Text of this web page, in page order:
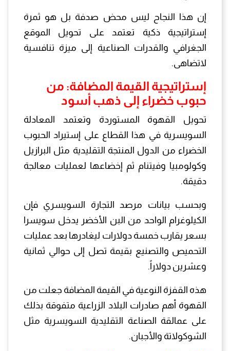
إن هذا النجاح ليس محض صدفة بل هو ثمرة
إستراتيجية ذكية تعتمد على تحويل الموقع
الجغرافي والقدرات الصناعية إلى ميزة تنافسية
لاتضاهى.
إستراتيجية القيمة المضافة: من
حبوب خضراء إلى ذهب أسود
تحويل القهوة المستوردة وتعتمد المعادلة
السويسرية في هذا القطاع على إستيراد الحبوب
الخضراء من الدول المنتجة التقليدية مثل البرازيل
وكولومبيا وفيتنام ثم إخضاعها لعمليات معالجة
دقيقة.
وبحسب بيانات مرصد التجارة السويسري فإن
الكيلوغرام الواحد من البن الأخضر يدخل سويسرا
بسعر يقارب خمسة دولارات ليغادرها بعد عمليات
التحميص والتصنيع بقيمة تصل إلى حوالي ثمانية
وعشرين دولاراً.
هذه القفزة النوعية في القيمة المضافة جعلت من
القهوة أهم صادرات البلاد الزراعية متفوقة بذلك
على عمالقة الصناعة التقليدية السويسرية مثل
الشوكولاتة والأجبان.